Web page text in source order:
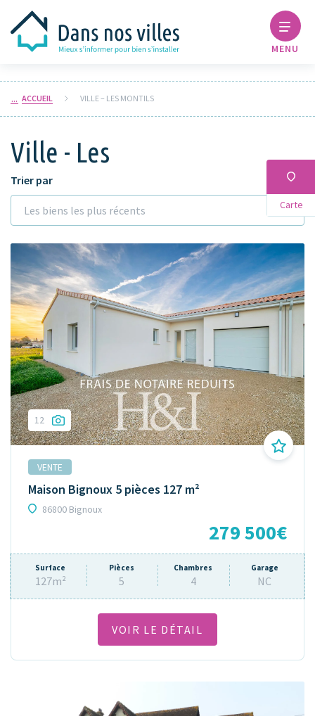
MENU
ACCUEIL VILLE – LES MONTILS
Ville - Les
Carte
Trier par
Les biens les plus récents
12
VENTE
Maison Bignoux 5 pièces 127 m²
86800 Bignoux
279 500€
Surface
127m²
Pièces
5
Chambres
4
Garage
NC
VOIR LE DÉTAIL